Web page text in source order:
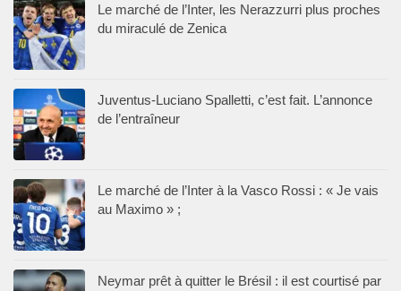
Le marché de l’Inter, les Nerazzurri plus proches
du miraculé de Zenica
Juventus-Luciano Spalletti, c’est fait. L’annonce
de l’entraîneur
Le marché de l’Inter à la Vasco Rossi : « Je vais
au Maximo » ;
Neymar prêt à quitter le Brésil : il est courtisé par